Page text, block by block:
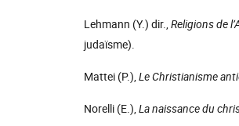
Lehmann (Y.) dir.,Religions de
judaïsme).
Mattei (P.),Le Christianisme
Norelli (E.),La naissance du